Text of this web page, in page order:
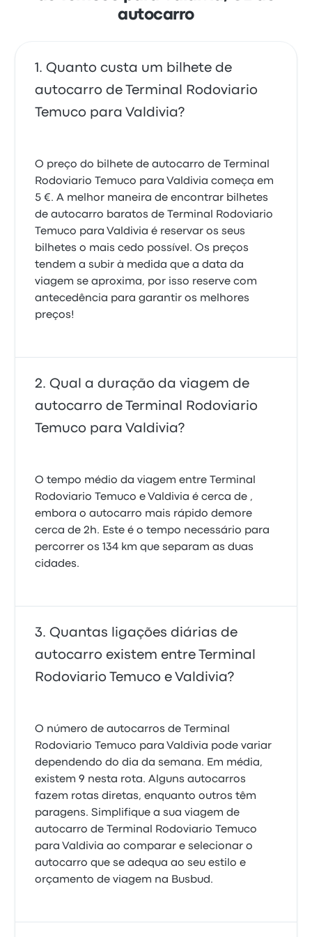
autocarro
Quanto custa um bilhete de
autocarro de Terminal Rodoviario
Temuco para Valdivia?
O preço do bilhete de autocarro de Terminal
Rodoviario Temuco para Valdivia começa em
5 €. A melhor maneira de encontrar bilhetes
de autocarro baratos de Terminal Rodoviario
Temuco para Valdivia é reservar os seus
bilhetes o mais cedo possível. Os preços
tendem a subir à medida que a data da
viagem se aproxima, por isso reserve com
antecedência para garantir os melhores
preços!
Qual a duração da viagem de
autocarro de Terminal Rodoviario
Temuco para Valdivia?
O tempo médio da viagem entre Terminal
Rodoviario Temuco e Valdivia é cerca de ,
embora o autocarro mais rápido demore
cerca de 2h. Este é o tempo necessário para
percorrer os 134 km que separam as duas
cidades.
Quantas ligações diárias de
autocarro existem entre Terminal
Rodoviario Temuco e Valdivia?
O número de autocarros de Terminal
Rodoviario Temuco para Valdivia pode variar
dependendo do dia da semana. Em média,
existem 9 nesta rota. Alguns autocarros
fazem rotas diretas, enquanto outros têm
paragens. Simplifique a sua viagem de
autocarro de Terminal Rodoviario Temuco
para Valdivia ao comparar e selecionar o
autocarro que se adequa ao seu estilo e
orçamento de viagem na Busbud.